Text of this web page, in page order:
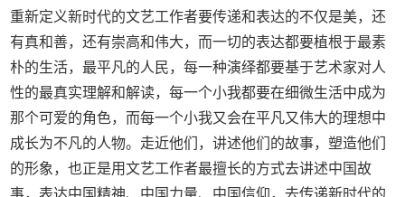
重新定义新时代的文艺工作者要传递和表达的不仅是美，还
有真和善，还有崇高和伟大，而一切的表达都要植根于最素
朴的生活，最平凡的人民，每一种演绎都要基于艺术家对人
性的最真实理解和解读，每一个小我都要在细微生活中成为
那个可爱的角色，而每一个小我又会在平凡又伟大的理想中
成长为不凡的人物。走近他们，讲述他们的故事，塑造他们
的形象，也正是用文艺工作者最擅长的方式去讲述中国故
事，表达中国精神、中国力量、中国信仰，去传递新时代的